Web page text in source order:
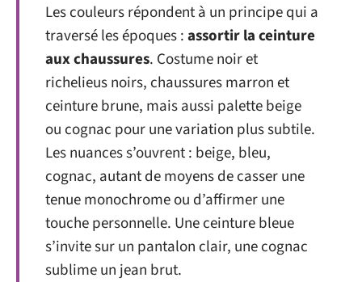
Les couleurs répondent à un principe qui a
traversé les époques :assortir la ceinture
aux chaussures. Costume noir et
richelieus noirs, chaussures marron et
ceinture brune, mais aussi palette beige
ou cognac pour une variation plus subtile.
Les nuances s’ouvrent : beige, bleu,
cognac, autant de moyens de casser une
tenue monochrome ou d’affirmer une
touche personnelle. Une ceinture bleue
s’invite sur un pantalon clair, une cognac
sublime un jean brut.